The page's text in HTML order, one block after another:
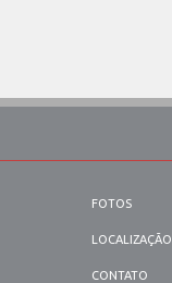
FOTOS
LOCALIZAÇÃO
CONTATO